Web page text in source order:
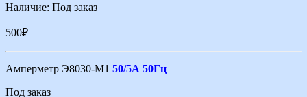
Наличие: Под заказ
500₽
Амперметр Э8030-М1 50/5А 50Гц
Под заказ